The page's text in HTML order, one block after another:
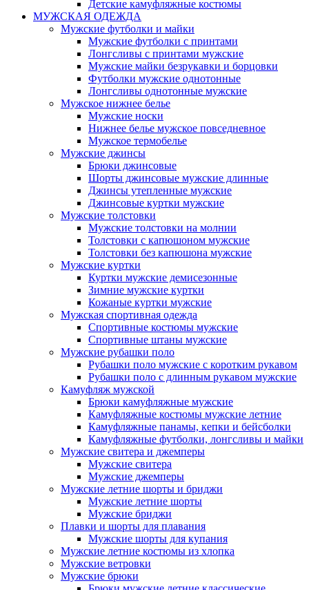
Детские камуфляжные костюмы
МУЖСКАЯ ОДЕЖДА
Мужские футболки и майки
Мужские футболки с принтами
Лонгсливы с принтами мужские
Мужские майки безрукавки и борцовки
Футболки мужские однотонные
Лонгсливы однотонные мужские
Мужское нижнее белье
Мужские носки
Нижнее белье мужское повседневное
Мужское термобелье
Мужские джинсы
Брюки джинсовые
Шорты джинсовые мужские длинные
Джинсы утепленные мужские
Джинсовые куртки мужские
Мужские толстовки
Мужские толстовки на молнии
Толстовки с капюшоном мужские
Толстовки без капюшона мужские
Мужские куртки
Куртки мужские демисезонные
Зимние мужские куртки
Кожаные куртки мужские
Мужская спортивная одежда
Спортивные костюмы мужские
Спортивные штаны мужские
Мужские рубашки поло
Рубашки поло мужские с коротким рукавом
Рубашки поло с длинным рукавом мужские
Камуфляж мужской
Брюки камуфляжные мужские
Камуфляжные костюмы мужские летние
Камуфляжные панамы, кепки и бейсболки
Камуфляжные футболки, лонгсливы и майки
Мужские свитера и джемперы
Мужские свитера
Мужские джемперы
Мужские летние шорты и бриджи
Мужские летние шорты
Мужские бриджи
Плавки и шорты для плавания
Мужские шорты для купания
Мужские летние костюмы из хлопка
Мужские ветровки
Мужские брюки